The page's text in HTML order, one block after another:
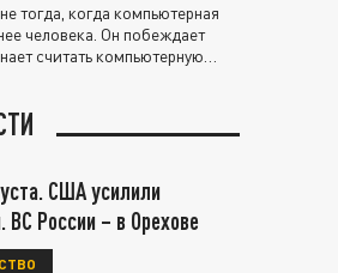
тогда, когда компьютерная
человека. Он побеждает
считать компьютерную
США усилили
ВС России – в Орехове